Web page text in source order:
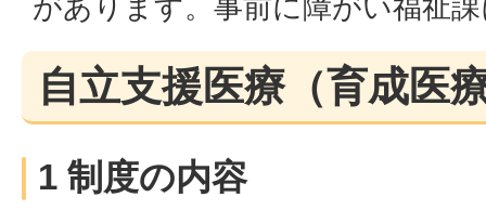
があります。事前に障がい福祉
自立支援医療（育成医
1 制度の内容